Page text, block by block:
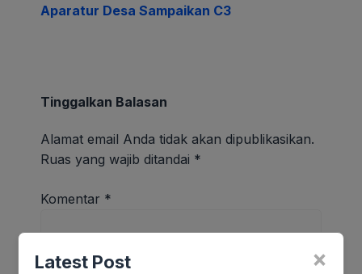
Aparatur Desa Sampaikan C3
Tinggalkan Balasan
Alamat email Anda tidak akan dipublikasikan.
Ruas yang wajib ditandai *
Komentar *
×
Latest Post